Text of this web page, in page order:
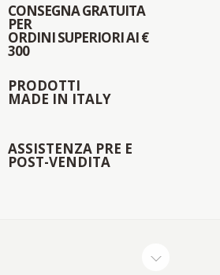
CONSEGNA GRATUITA
PER
ORDINI SUPERIORI AI €
300
PRODOTTI
MADE IN ITALY
ASSISTENZA PRE E
POST-VENDITA